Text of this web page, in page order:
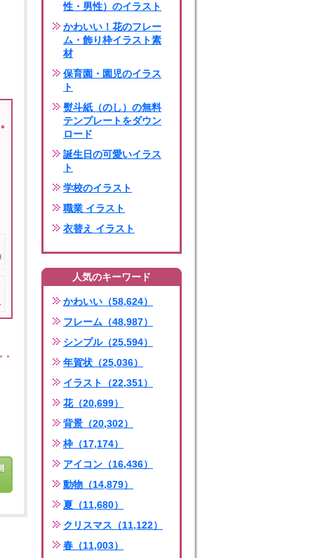
性・男性）のイラスト
かわいい！花のフレー
ム・飾り枠イラスト素
材
保育園・園児のイラス
ト
熨斗紙（のし）の無料
テンプレートをダウン
ロード
誕生日の可愛いイラス
ト
学校のイラスト
職業 イラスト
衣替え イラスト
人気のキーワード
かわいい（58,624）
フレーム（48,987）
シンプル（25,594）
年賀状（25,036）
イラスト（22,351）
花（20,699）
背景（20,302）
枠（17,174）
アイコン（16,436）
動物（14,879）
夏（11,680）
クリスマス（11,122）
春（11,003）